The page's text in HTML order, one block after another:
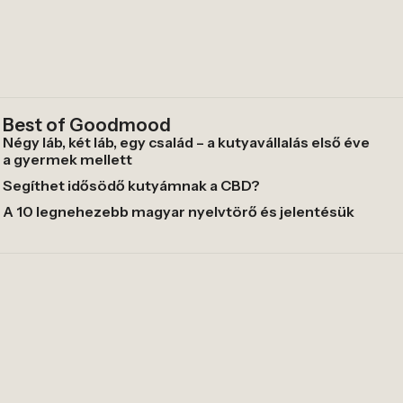
Best of Goodmood
Négy láb, két láb, egy család – a kutyavállalás első éve
a gyermek mellett
Segíthet idősödő kutyámnak a CBD?
A 10 legnehezebb magyar nyelvtörő és jelentésük